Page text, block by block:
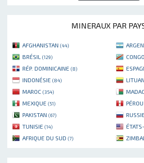
MINERAUX PAR
AFGHANISTAN (44)
BRÉSIL (129)
RÉP. DOMINICAINE (8)
INDONÉSIE (84)
MAROC (354)
MEXIQUE (51) PÉROU
PAKISTAN (67) RUSSIE
TUNISIE (14)
AFRIQUE DU SUD (7)